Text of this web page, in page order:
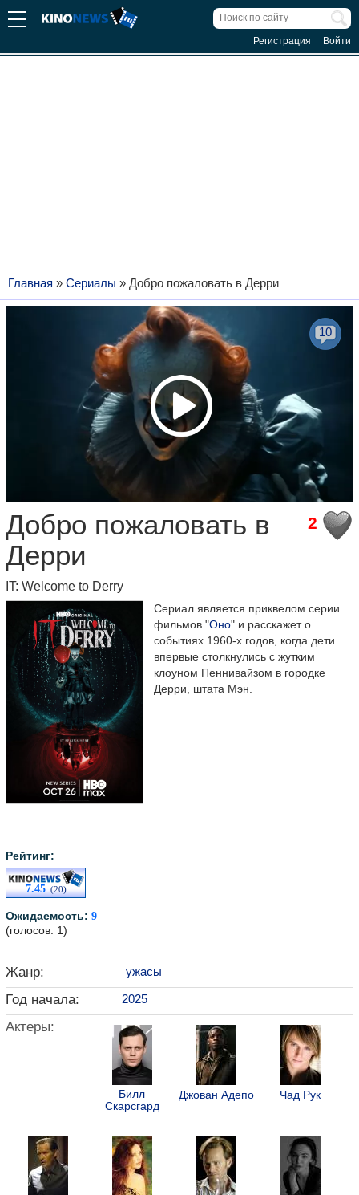
Регистрация Войти
Главная » Сериалы » Добро пожаловать в Дерри
10
2
Добро пожаловать в
Дерри
IT: Welcome to Derry
Рейтинг:
7.45(20)
Ожидаемость: 9
(голосов: 1)
Сериал является приквелом серии
фильмов "Оно" и расскажет о
событиях 1960-х годов, когда дети
впервые столкнулись с жутким
клоуном Пеннивайзом в городке
Дерри, штата Мэн.
Жанр: ужасы
Год начала: 2025
Актеры:
Билл
Скарсгард
Джован Адепо Чад Рук